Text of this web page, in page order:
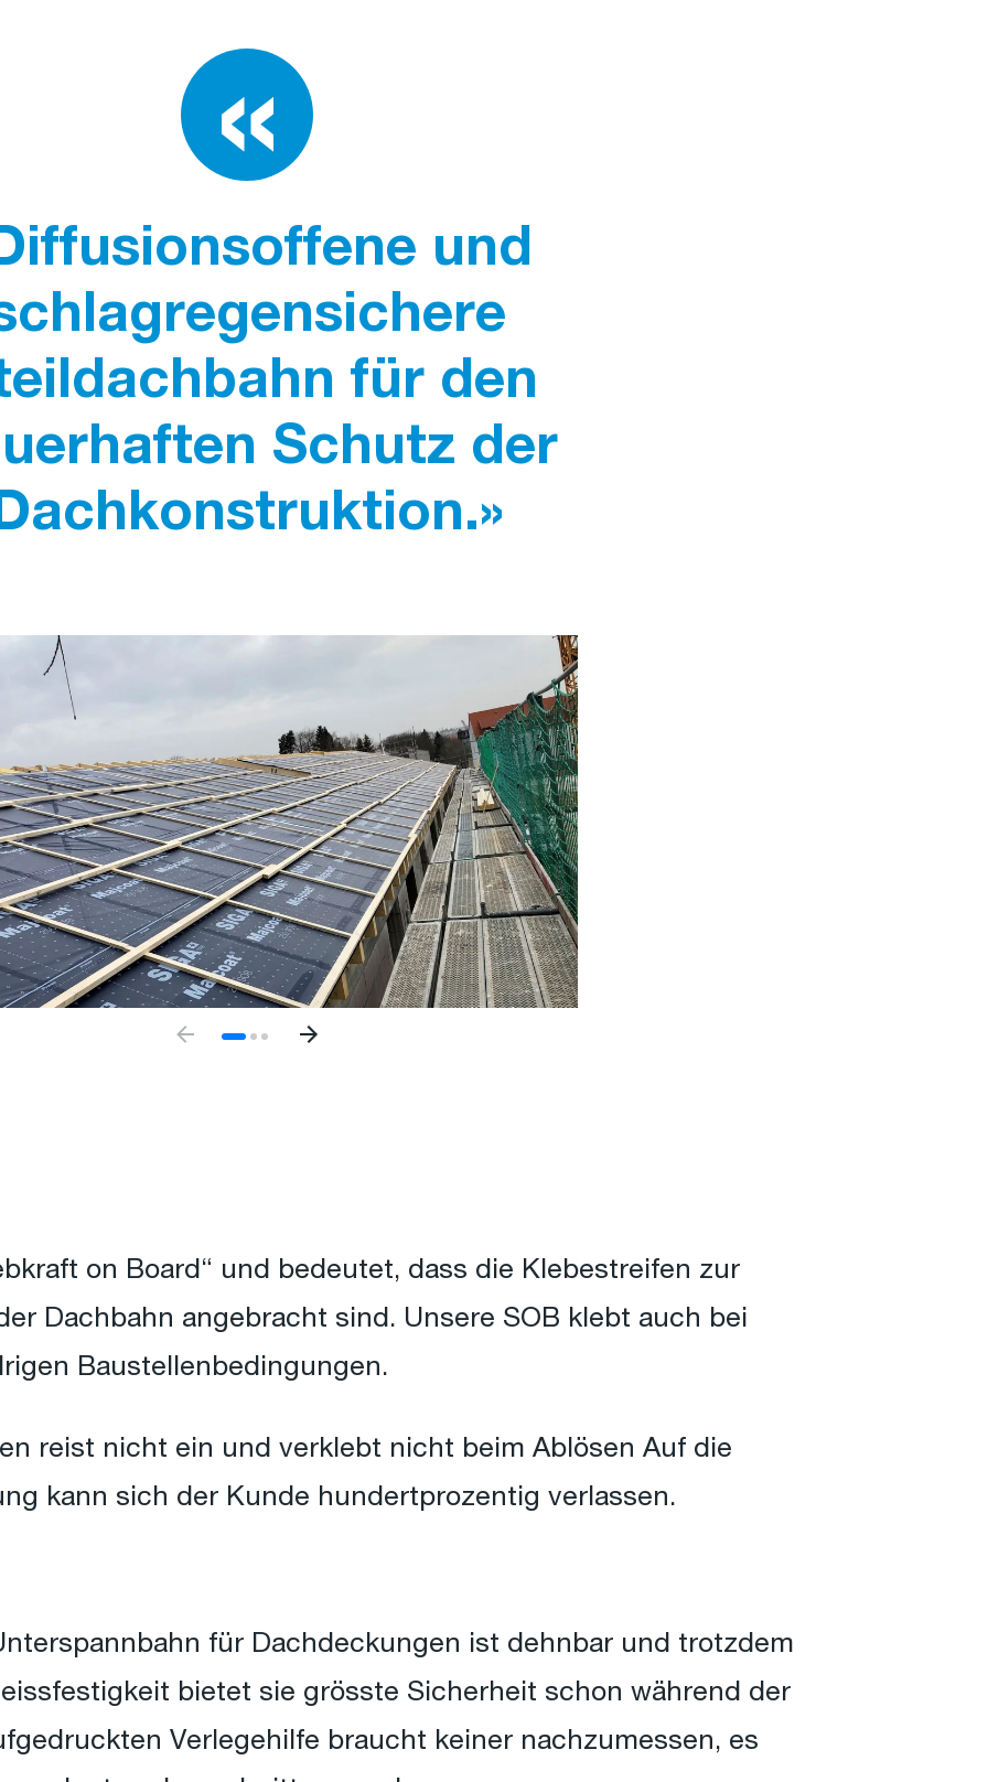
und
für den
Schutz der
on Board“ und bedeutet, dass die Klebestreifen zur
Dachbahn angebracht sind. Unsere SOB klebt auch bei
Baustellenbedingungen.
reist nicht ein und verklebt nicht beim Ablösen Auf die
kann sich der Kunde hundertprozentig verlassen.
für Dachdeckungen ist dehnbar und trotzdem
bietet sie grösste Sicherheit schon während der
Verlegehilfe braucht keiner nachzumessen, es